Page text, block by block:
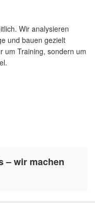
Wir analysieren
und bauen gezielt
um Training, sondern um
– wir machen